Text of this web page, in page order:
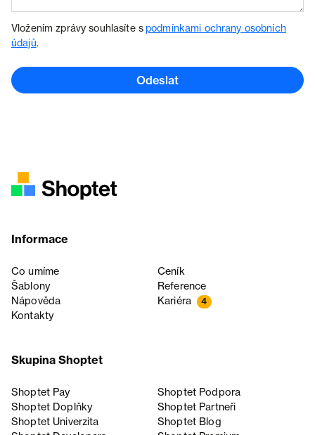
Vložením zprávy souhlasíte spodmínkami ochrany osobních
údajů.
Odeslat
Informace
Co umíme
Ceník
Šablony
Reference
Nápověda
Kariéra 4
Kontakty
Skupina Shoptet
Shoptet Pay
Shoptet Podpora
Shoptet Doplňky
Shoptet Partneři
Shoptet Univerzita
Shoptet Blog